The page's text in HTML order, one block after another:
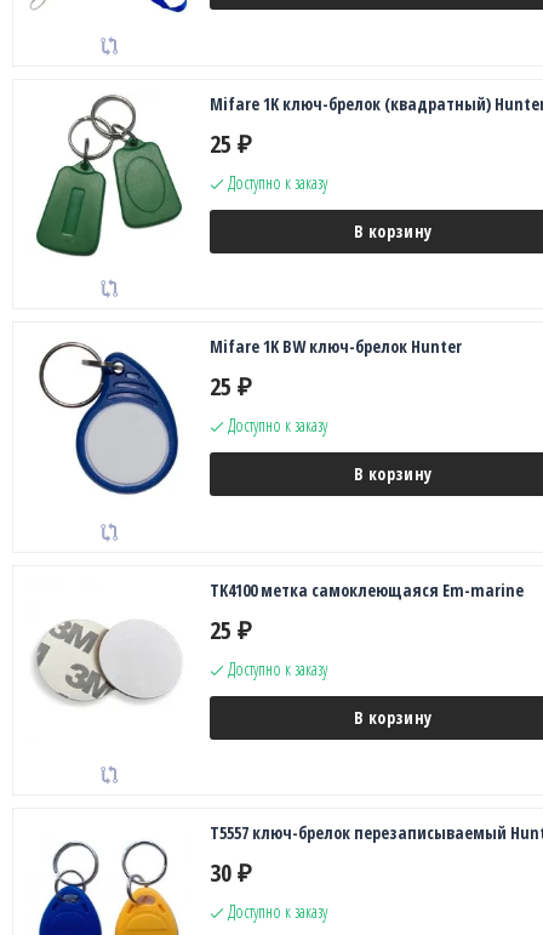
Mifare 1K ключ-брелок (квадратный)
25 ₽
Доступно к заказу
В корзину
Mifare 1K BW ключ-брелок Hunter
25 ₽
Доступно к заказу
В корзину
TK4100 метка самоклеющаяся Em-marine
25 ₽
Доступно к заказу
В корзину
T5557 ключ-брелок перезаписываемый
30 ₽
Доступно к заказу